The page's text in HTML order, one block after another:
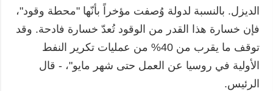
الديزل. بالنسبة لدولة وُصفت مؤخراً بأنّها "محطة وقود"،
فإن خسارة هذا القدر من الوقود تُعدّ خسارة فادحة. وقد
توقف ما يقرب من 40% من عمليات تكرير النفط
الأولية في روسيا عن العمل حتى شهر مايو"، - قال
الرئيس.